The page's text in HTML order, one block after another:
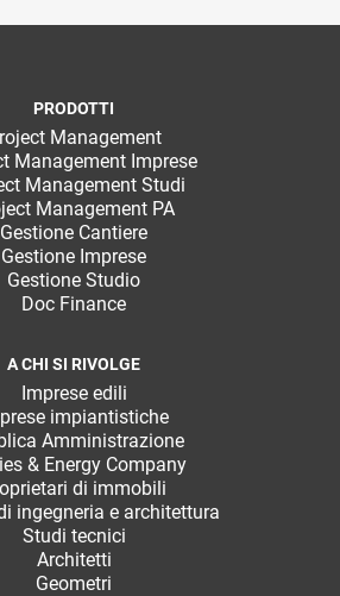
PRODOTTI
Management
Management Imprese
Management Studi
Management PA
Gestione Cantiere
Gestione Imprese
Gestione Studio
Doc Finance
A CHI SI RIVOLGE
Imprese edili
impiantistiche
Amministrazione
& Energy Company
di immobili
ingegneria e architettura
Studi tecnici
Architetti
Geometri